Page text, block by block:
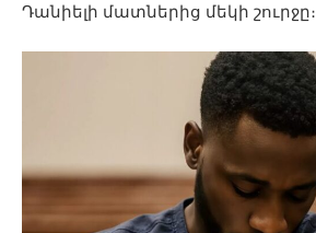
Դանիելի մատներից մեկի շուրջը։